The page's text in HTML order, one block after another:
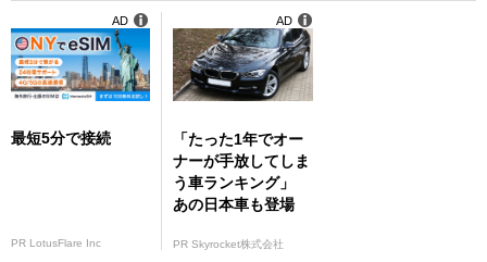
最短5分で接続
PR LotusFlare Inc
AD
「たった1年でオー
ナーが手放してしま
う車ランキング」
あの日本車も登場
PR Skyrocket株式会社
AD